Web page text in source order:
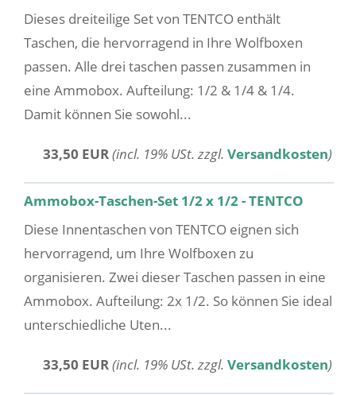
Dieses dreiteilige Set von TENTCO enthält
Taschen, die hervorragend in Ihre Wolfboxen
passen. Alle drei taschen passen zusammen in
eine Ammobox. Aufteilung: 1/2 & 1/4 & 1/4.
Damit können Sie sowohl...
33,50 EUR(incl. 19% USt. zzgl. Versandkosten)
Ammobox-Taschen-Set 1/2 x 1/2 - TENTCO
Diese Innentaschen von TENTCO eignen sich
hervorragend, um Ihre Wolfboxen zu
organisieren. Zwei dieser Taschen passen in eine
Ammobox. Aufteilung: 2x 1/2. So können Sie ideal
unterschiedliche Uten...
33,50 EUR(incl. 19% USt. zzgl. Versandkosten)